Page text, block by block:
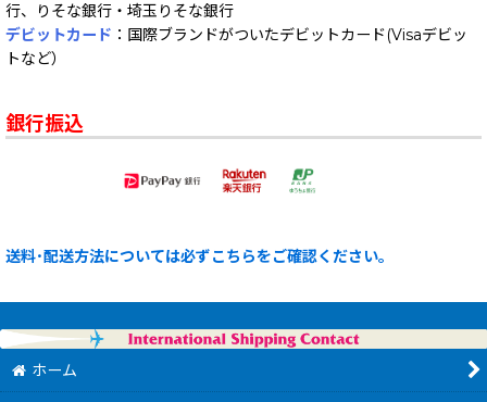
行、りそな銀行・埼玉りそな銀行
デビットカード ：国際ブランドがついたデビットカード(Visaデビッ
トなど）
銀行振込
送料･配送方法については必ずこちらをご確認ください。
ホーム